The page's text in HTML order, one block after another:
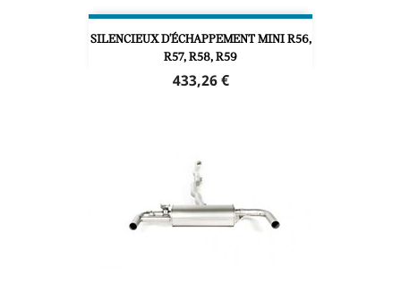
SILENCIEUX D'ÉCHAPPEMENT MINI R56,
R57, R58, R59
Prix
433,26 €